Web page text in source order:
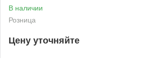
В наличии
Розница
Цену уточняйте